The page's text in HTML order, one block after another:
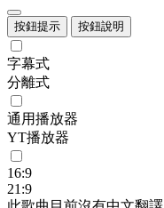
按鈕提示 按鈕說明
字幕式
分離式
通用播放器
YT播放器
16:9
21:9